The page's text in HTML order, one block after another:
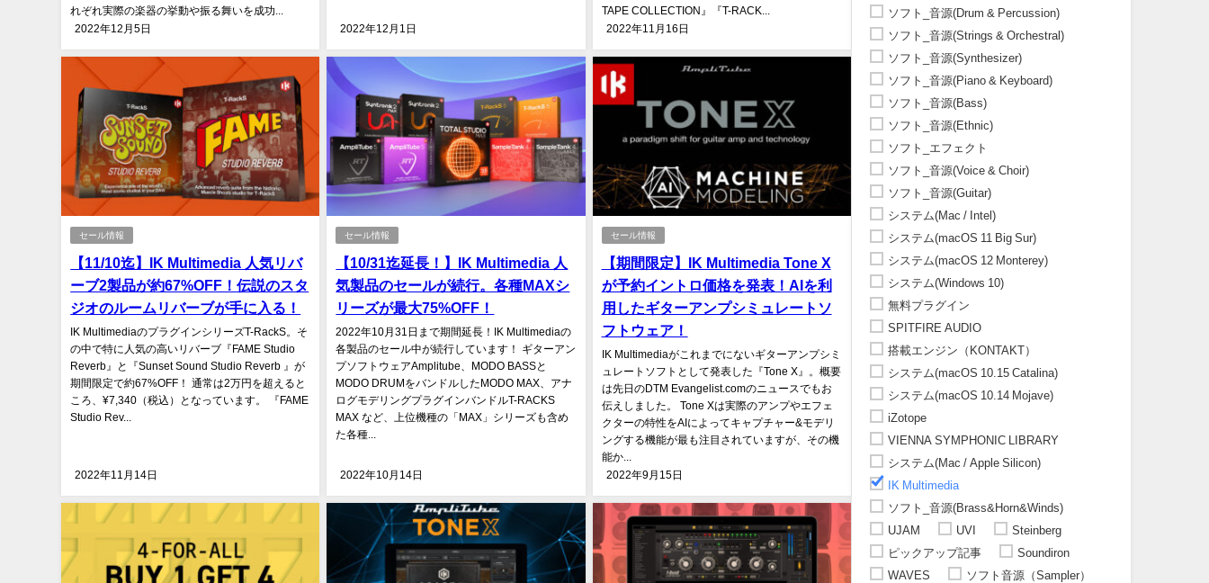
れぞれ実際の楽器の挙動や振る舞いを成功...
2022年12月5日
2022年12月1日
TAPE COLLECTION』『T-RACK...
2022年11月16日
セール情報
【11/10迄】IK Multimedia 人気リバ
ーブ2製品が約67%OFF！伝説のスタ
ジオのルームリバーブが手に入る！
IK MultimediaのプラグインシリーズT-RackS。そ
の中で特に人気の高いリバーブ『FAME Studio
Reverb』と『Sunset Sound Studio Reverb 』が
期間限定で約67%OFF！ 通常は2万円を超えると
ころ、¥7,340（税込）となっています。 『FAME
Studio Rev...
2022年11月14日
セール情報
【10/31迄延長！】IK Multimedia 人
気製品のセールが続行。各種MAXシ
リーズが最大75%OFF！
2022年10月31日まで期間延長！IK Multimediaの
各製品のセール中が続行しています！ ギターアン
プソフトウェアAmplitube、MODO BASSと
MODO DRUMをバンドルしたMODO MAX、アナ
ログモデリングプラグインバンドルT-RACKS
MAX など、上位機種の「MAX」シリーズも含め
た各種...
2022年10月14日
セール情報
【期間限定】IK Multimedia Tone X
が予約イントロ価格を発表！AIを利
用したギターアンプシミュレートソ
フトウェア！
IK Multimediaがこれまでにないギターアンプシミ
ュレートソフトとして発表した『Tone X』。概要
は先日のDTM Evangelist.comのニュースでもお
伝えしました。 Tone Xは実際のアンプやエフェ
クターの特性をAIによってキャプチャー&モデリ
ングする機能が最も注目されていますが、その機
能か...
2022年9月15日
ソフト_音源(Drum & Percussion)
ソフト_音源(Strings & Orchestral)
ソフト_音源(Synthesizer)
ソフト_音源(Piano & Keyboard)
ソフト_音源(Bass)
ソフト_音源(Ethnic)
ソフト_エフェクト
ソフト_音源(Voice & Choir)
ソフト_音源(Guitar)
システム(Mac / Intel)
システム(macOS 11 Big Sur)
システム(macOS 12 Monterey)
システム(Windows 10)
無料プラグイン
SPITFIRE AUDIO
搭載エンジン（KONTAKT）
システム(macOS 10.15 Catalina)
システム(macOS 10.14 Mojave)
iZotope
VIENNA SYMPHONIC LIBRARY
システム(Mac / Apple Silicon)
IK Multimedia
ソフト_音源(Brass&Horn&Winds)
UJAM
UVI
Steinberg
ピックアップ記事
Soundiron
WAVES
ソフト音源（Sampler）